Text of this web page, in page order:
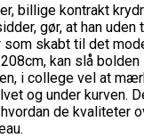
billige kontrakt
gør, at han uden
skabt til det
kan slå
i college vel at
og under kurven.
de kvaliteter